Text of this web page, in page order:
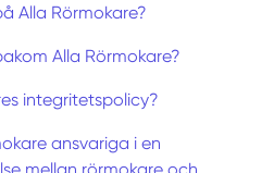
Alla Rörmokare?
Alla Rörmokare?
integritetspolicy?
ansvariga i en
mellan rörmokare och